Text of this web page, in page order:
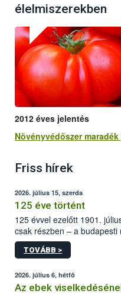
élelmiszerekben
2012 éves jelentés
Növényvédőszer
Friss hírek
2026. július 15, szerda
125 éve történt
125 évvel ezelőtt 1901.
csak részben – a
állomás a Kis Rókus utca
tervezett új épületébe.
TOVÁBB >
2026. július 6, hétfő
Az ebek